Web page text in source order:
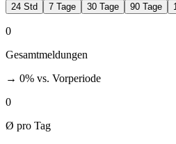
24 Std 7 Tage 30 Tage 90 Tage
0
Gesamtmeldungen
→ 0% vs. Vorperiode
0
Ø pro Tag